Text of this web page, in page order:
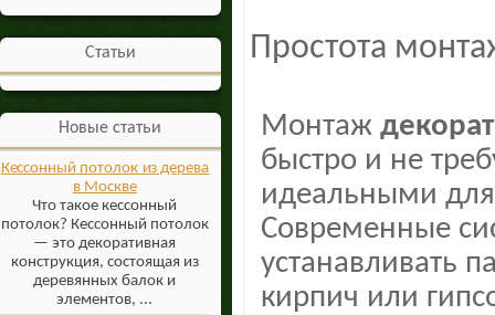
Статьи
Новые статьи
Кессонный потолок из дерева
в Москве
Что такое кессонный
потолок? Кессонный потолок
— это декоративная
конструкция, состоящая из
деревянных балок и
элементов, ...
Простота
Монтаж
быстро и не
идеальными для
Современные
устанавливать
кирпич или